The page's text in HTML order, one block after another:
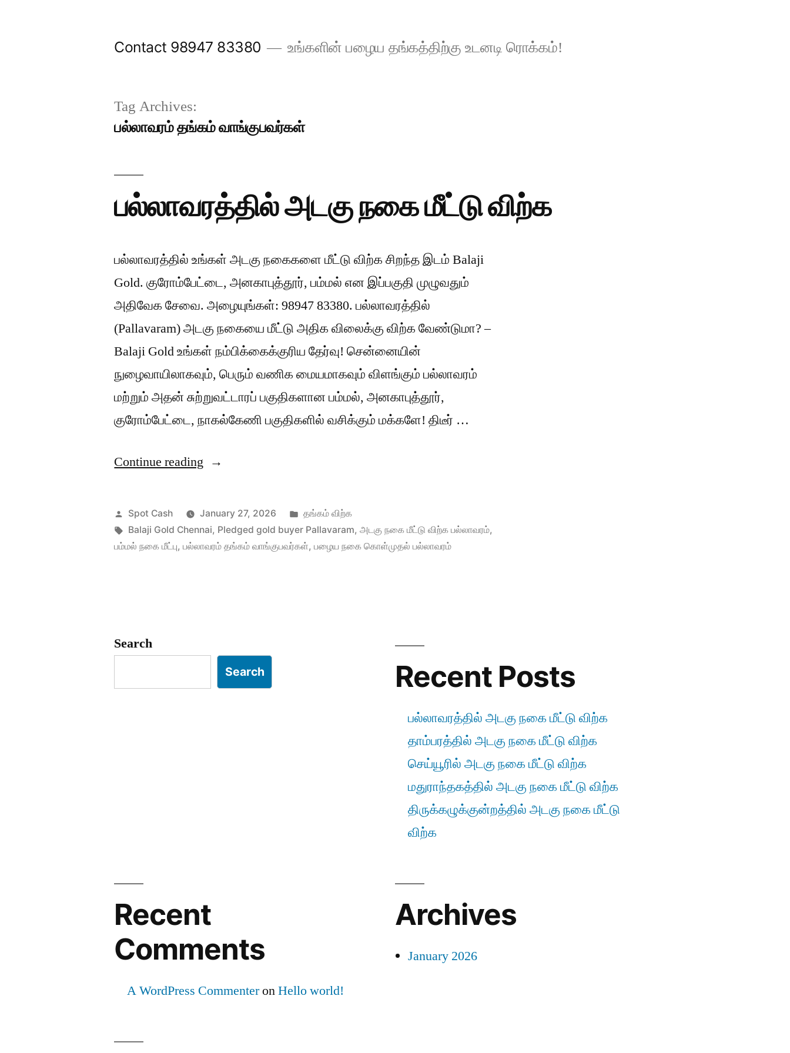
Contact 98947 83380 உங்களின் பழைய தங்கத்திற்கு உடனடி ரொக்கம்!
Tag Archives:
பல்லாவரம் தங்கம் வாங்குபவர்கள்
பல்லாவரத்தில் அடகு நகை மீட்டு விற்க
பல்லாவரத்தில் உங்கள் அடகு நகைகளை மீட்டு விற்க சிறந்த இடம் Balaji
Gold. குரோம்பேட்டை, அனகாபுத்தூர், பம்மல் என இப்பகுதி முழுவதும்
அதிவேக சேவை. அழையுங்கள்: 98947 83380. பல்லாவரத்தில்
(Pallavaram) அடகு நகையை மீட்டு அதிக விலைக்கு விற்க வேண்டுமா? –
Balaji Gold உங்கள் நம்பிக்கைக்குரிய தேர்வு! சென்னையின்
நுழைவாயிலாகவும், பெரும் வணிக மையமாகவும் விளங்கும் பல்லாவரம்
மற்றும் அதன் சுற்றுவட்டாரப் பகுதிகளான பம்மல், அனகாபுத்தூர்,
குரோம்பேட்டை, நாகல்கேணி பகுதிகளில் வசிக்கும் மக்களே! திடீர் …
Continue reading “பல்லாவரத்தில்
நகை
மீட்டு
விற்க”
Posted
by
Spot Cash January 27, 2026
Posted
in
தங்கம் விற்க
Tags:
Balaji Gold Chennai, Pledged gold buyer Pallavaram,அடகு நகை மீட்டு விற்க பல்லாவரம்,
பம்மல் நகை மீட்பு,பல்லாவரம் தங்கம் வாங்குபவர்கள்,பழைய நகை கொள்முதல் பல்லாவரம்
Search
Search Recent Posts
பல்லாவரத்தில் அடகு நகை மீட்டு விற்க
தாம்பரத்தில் அடகு நகை மீட்டு விற்க
செய்யூரில் அடகு நகை மீட்டு விற்க
மதுராந்தகத்தில் அடகு நகை மீட்டு விற்க
திருக்கழுக்குன்றத்தில் அடகு நகை மீட்டு
விற்க
Recent
Comments
A WordPress CommenteronHello world!
Archives
January 2026